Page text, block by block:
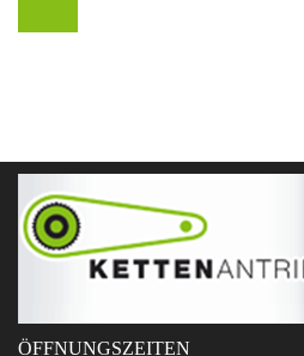
ÖFFNUNGSZEITEN